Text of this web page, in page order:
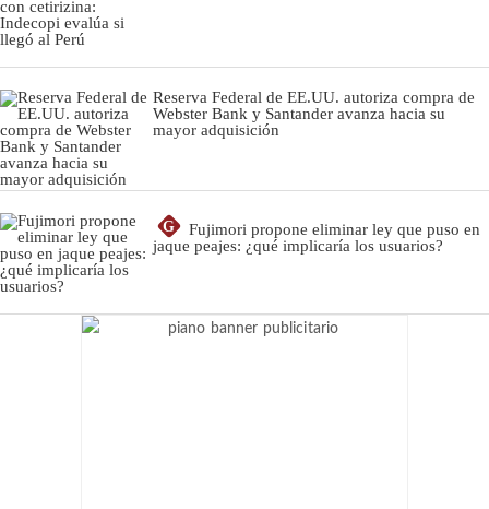
Reserva Federal de EE.UU. autoriza compra de
Webster Bank y Santander avanza hacia su
mayor adquisición
G
Fujimori propone eliminar ley que puso en
jaque peajes: ¿qué implicaría los usuarios?